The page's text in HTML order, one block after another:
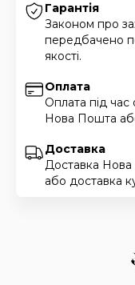
Гарантія
Законом про
передбачено
якості.
Оплата
Оплата під час
Нова Пошта
Доставка
Доставка
або доставка